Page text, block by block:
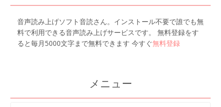
音声読み上げソフト音読さん。インストール不要で誰でも無
料で利用できる音声読み上げサービスです。 無料登録をす
ると毎月5000文字まで無料できます 今すぐ無料登録
メニュー